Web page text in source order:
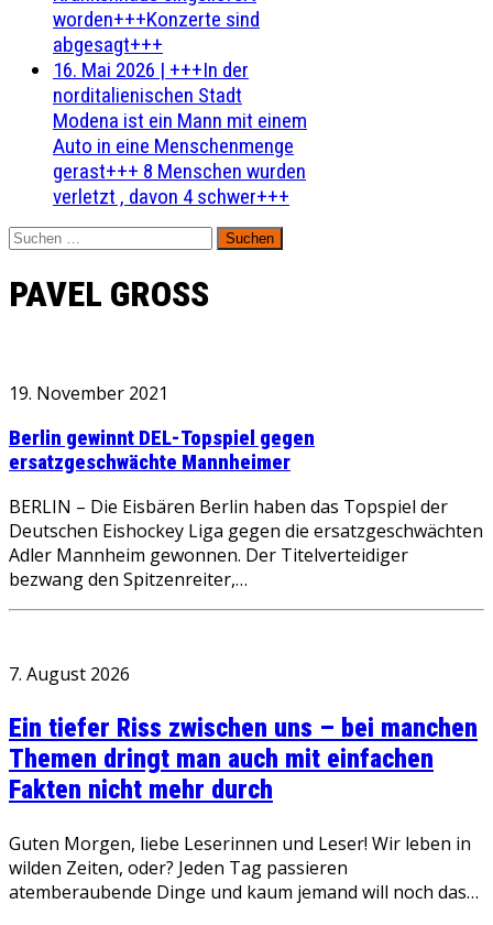
worden+++Konzerte sind
abgesagt+++
16. Mai 2026 | +++In der
norditalienischen Stadt
Modena ist ein Mann mit einem
Auto in eine Menschenmenge
gerast+++ 8 Menschen wurden
verletzt , davon 4 schwer+++
Suchen
nach:
PAVEL GROSS
19. November 2021
Berlin gewinnt DEL-Topspiel gegen
ersatzgeschwächte Mannheimer
BERLIN – Die Eisbären Berlin haben das Topspiel der
Deutschen Eishockey Liga gegen die ersatzgeschwächten
Adler Mannheim gewonnen. Der Titelverteidiger
bezwang den Spitzenreiter,…
7. August 2026
Ein tiefer Riss zwischen uns – bei manchen
Themen dringt man auch mit einfachen
Fakten nicht mehr durch
Guten Morgen, liebe Leserinnen und Leser! Wir leben in
wilden Zeiten, oder? Jeden Tag passieren
atemberaubende Dinge und kaum jemand will noch das…